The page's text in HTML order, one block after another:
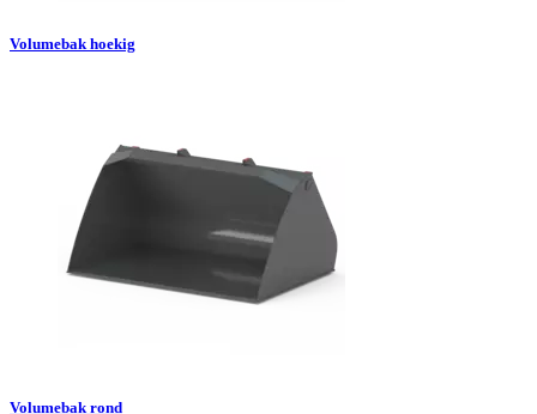
Volumebak hoekig
Volumebak rond